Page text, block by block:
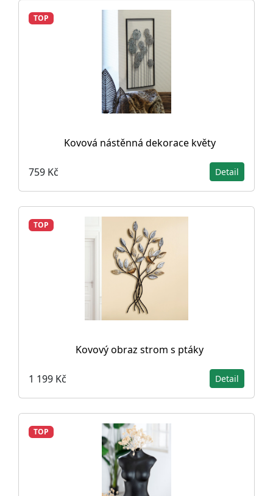
TOP
Kovová nástěnná dekorace květy
759 Kč Detail
TOP
Kovový obraz strom s ptáky
1 199 Kč Detail
TOP